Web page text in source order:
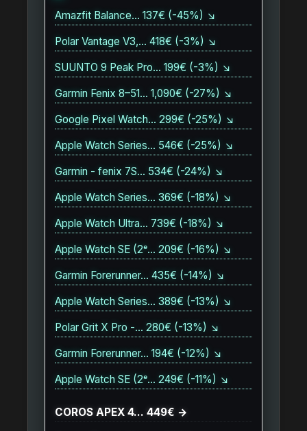
Amazfit Balance… 137€ (-45%) ↘
Polar Vantage V3,… 418€ (-3%) ↘
SUUNTO 9 Peak Pro… 199€ (-3%) ↘
Garmin Fenix 8–51… 1,090€ (-27%) ↘
Google Pixel Watch… 299€ (-25%) ↘
Apple Watch Series… 546€ (-25%) ↘
Garmin - fenix 7S… 534€ (-24%) ↘
Apple Watch Series… 369€ (-18%) ↘
Apple Watch Ultra… 739€ (-18%) ↘
Apple Watch SE (2ᵉ… 209€ (-16%) ↘
Garmin Forerunner… 435€ (-14%) ↘
Apple Watch Series… 389€ (-13%) ↘
Polar Grit X Pro -… 280€ (-13%) ↘
Garmin Forerunner… 194€ (-12%) ↘
Apple Watch SE (2ᵉ… 249€ (-11%) ↘
COROS APEX 4… 449€ →